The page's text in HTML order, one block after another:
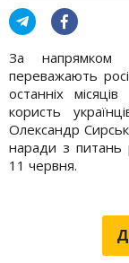
За напрямком
переважають
останніх
користь
Олександр
наради з питань
11 червня.